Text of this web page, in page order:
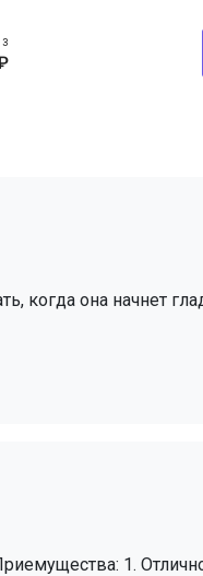
3
когда она начнет
1.